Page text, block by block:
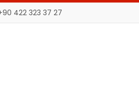
422 323 37 27